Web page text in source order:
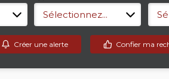
Sélectionnez...
Créer une alerte Confier ma